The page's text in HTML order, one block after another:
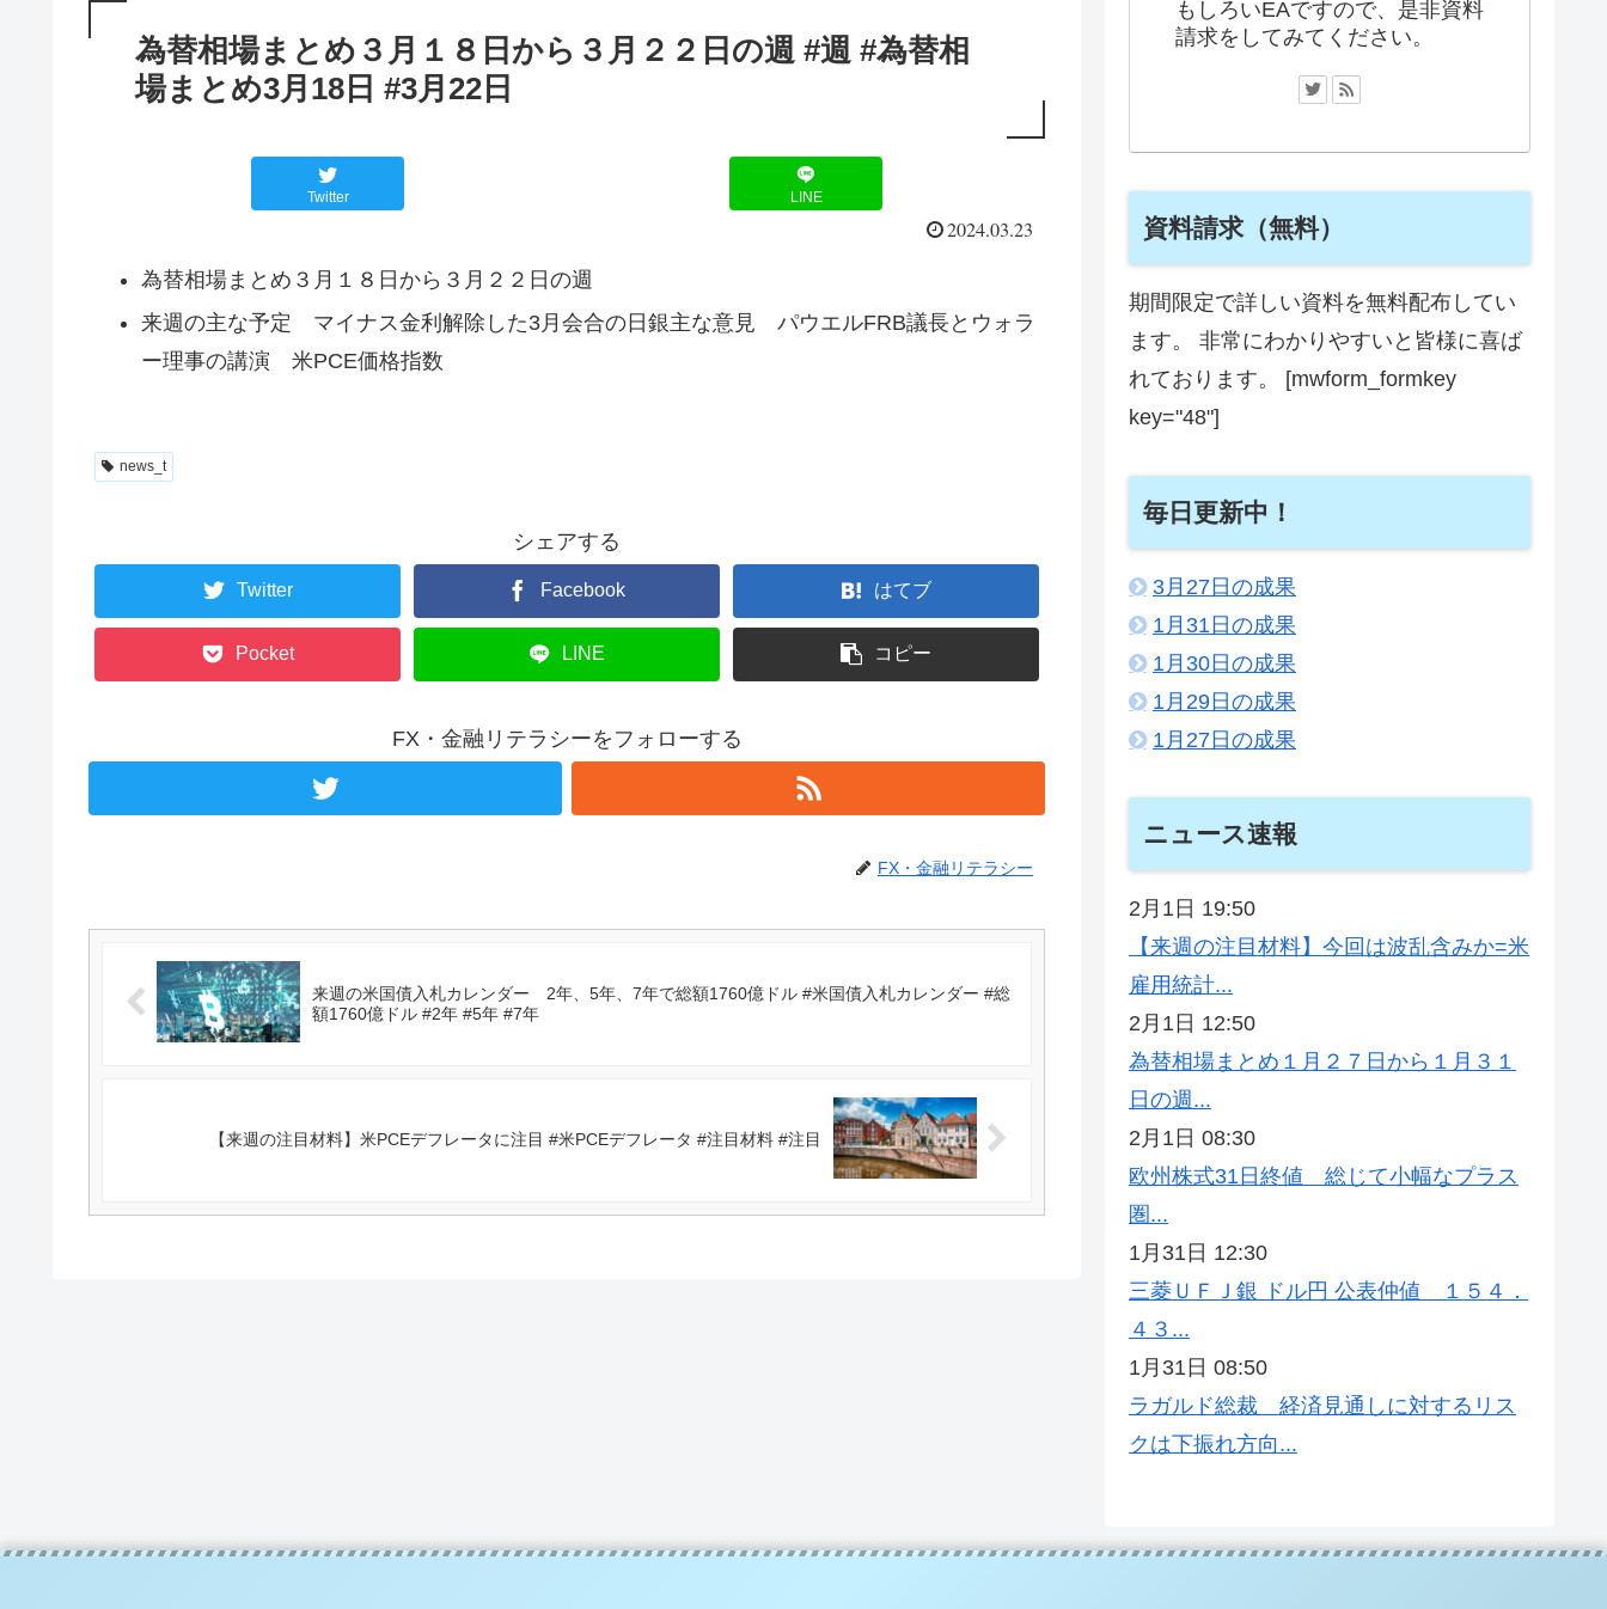
為替相場まとめ３月１８日から３月２２日の週 #週 #為替相
場まとめ3月18日 #3月22日
Twitter LINE
2024.03.23
為替相場まとめ３月１８日から３月２２日の週
来週の主な予定 マイナス金利解除した3月会合の日銀主な意見 パウエルFRB議長とウォラ
ー理事の講演 米PCE価格指数
news_t
シェアする
Twitter Facebook はてブ
Pocket LINE コピー
FX・金融リテラシーをフォローする
FX・金融リテラシー
来週の米国債入札カレンダー 2年、5年、7年で総額1760億ドル #米国債入札カレンダー #総
額1760億ドル #2年 #5年 #7年
【来週の注目材料】米PCEデフレータに注目 #米PCEデフレータ #注目材料 #注目
もしろいEAですので、是非資料
請求をしてみてください。
資料請求（無料）
期間限定で詳しい資料を無料配布してい
ます。 非常にわかりやすいと皆様に喜ば
れております。 [mwform_formkey
key="48"]
毎日更新中！
3月27日の成果
1月31日の成果
1月30日の成果
1月29日の成果
1月27日の成果
ニュース速報
2月1日 19:50
【来週の注目材料】今回は波乱含みか=米
雇用統計...
2月1日 12:50
為替相場まとめ１月２７日から１月３１
日の週...
2月1日 08:30
欧州株式31日終値 総じて小幅なプラス
圏...
1月31日 12:30
三菱ＵＦＪ銀 ドル円 公表仲値 １５４．
４３...
1月31日 08:50
ラガルド総裁 経済見通しに対するリス
クは下振れ方向...